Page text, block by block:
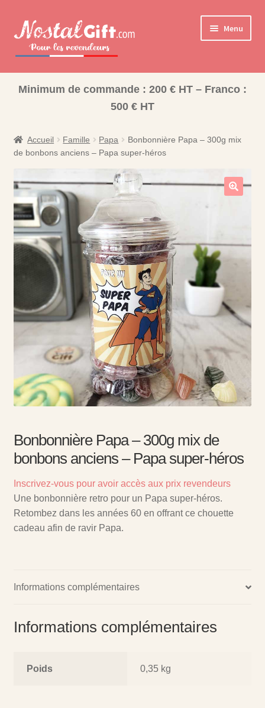
Aller
à
Aller
au
contenu
Menu
Ouvrir
enfant
Bisounours
Minimum de commande : 200 € HT – Franco :
500 € HT
Accueil Famille Papa
Bonbonnière Papa – 300g mix
de bonbons anciens – Papa super-héros
Bonbonnière Papa – 300g mix de
bonbons anciens – Papa super-héros
Inscrivez-vous pour avoir accès aux prix revendeurs
Une bonbonnière retro pour un Papa super-héros.
Retombez dans les années 60 en offrant ce chouette
cadeau afin de ravir Papa.
Informations complémentaires
Informations complémentaires
Poids 0,35 kg